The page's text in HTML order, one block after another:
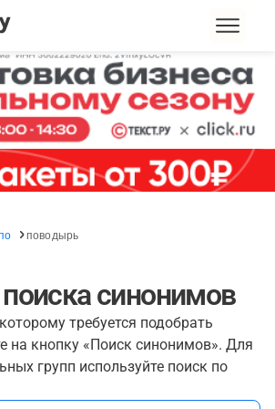
поводырь
синонимов
требуется подобрать
на кнопку «Поиск синонимов». Для
групп используйте поиск по